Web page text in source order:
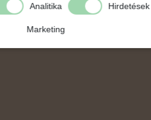
Analitika Hirdetések
Marketing